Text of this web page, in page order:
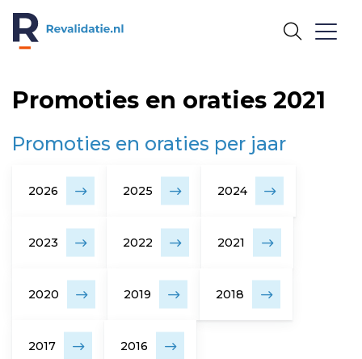
Promoties en oraties 2021
Promoties en oraties per jaar
2026 2025 2024
2023 2022 2021
2020 2019 2018
2017 2016